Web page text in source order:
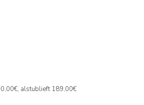
alstublieft 189,00€